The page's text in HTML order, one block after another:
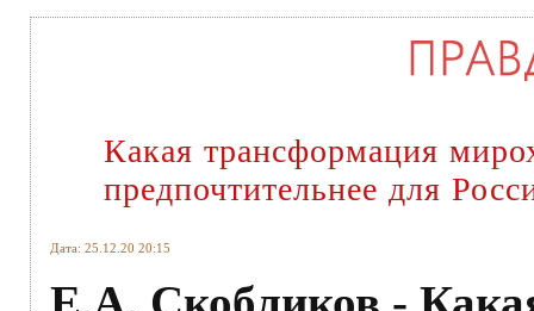
Какая трансформация
предпочтительнее для
Дата: 25.12.20 20:15